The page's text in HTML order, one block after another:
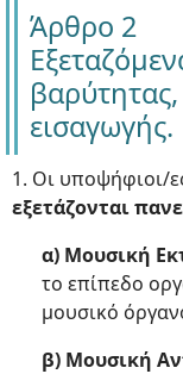
Άρθρο 2
εισαγωγής.
1. Οι υποψήφιοι/
εξετάζονται
α) Μουσική
το επίπεδο
μουσικό
β) Μουσική